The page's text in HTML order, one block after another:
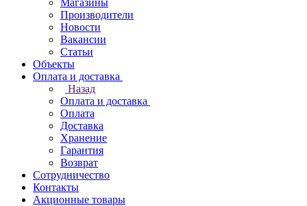
Магазины
Производители
Новости
Вакансии
Статьи
Объекты
Оплата и доставка
Назад
Оплата и доставка
Оплата
Доставка
Хранение
Гарантия
Возврат
Сотрудничество
Контакты
Акционные товары